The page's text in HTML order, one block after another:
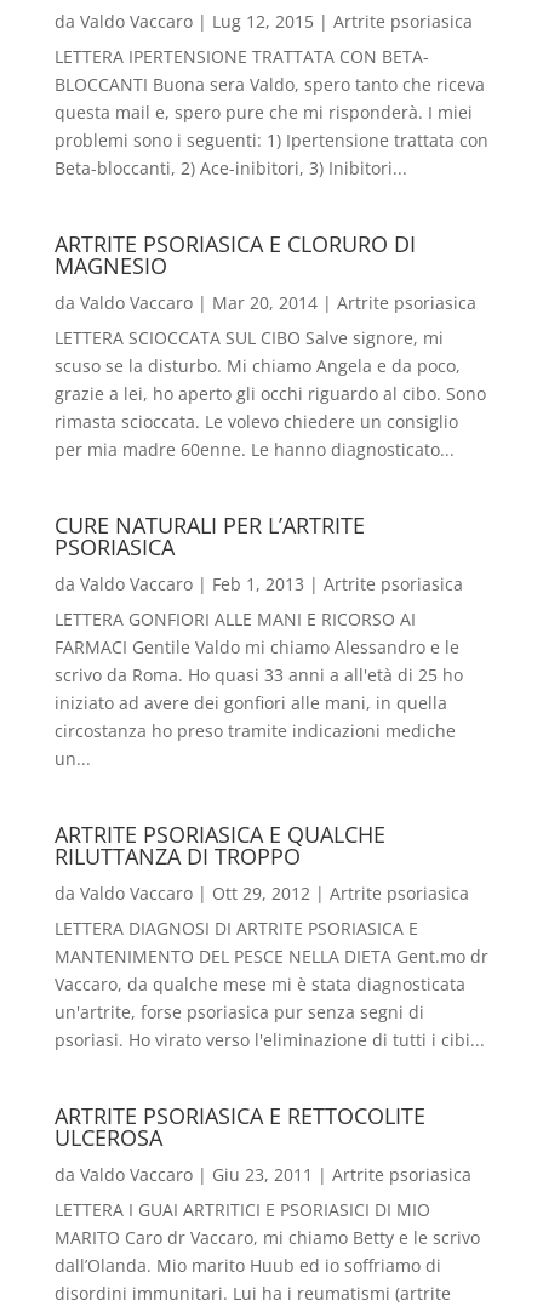
da Valdo Vaccaro| Lug 12, 2015| Artrite psoriasica
LETTERA IPERTENSIONE TRATTATA CON BETA-
BLOCCANTI Buona sera Valdo, spero tanto che riceva
questa mail e, spero pure che mi risponderà. I miei
problemi sono i seguenti: 1) Ipertensione trattata con
Beta-bloccanti, 2) Ace-inibitori, 3) Inibitori...
ARTRITE PSORIASICA E CLORURO DI
MAGNESIO
da Valdo Vaccaro| Mar 20, 2014| Artrite psoriasica
LETTERA SCIOCCATA SUL CIBO Salve signore, mi
scuso se la disturbo. Mi chiamo Angela e da poco,
grazie a lei, ho aperto gli occhi riguardo al cibo. Sono
rimasta scioccata. Le volevo chiedere un consiglio
per mia madre 60enne. Le hanno diagnosticato...
CURE NATURALI PER L’ARTRITE
PSORIASICA
da Valdo Vaccaro| Feb 1, 2013 | Artrite psoriasica
LETTERA GONFIORI ALLE MANI E RICORSO AI
FARMACI Gentile Valdo mi chiamo Alessandro e le
scrivo da Roma. Ho quasi 33 anni a all'età di 25 ho
iniziato ad avere dei gonfiori alle mani, in quella
circostanza ho preso tramite indicazioni mediche
un...
ARTRITE PSORIASICA E QUALCHE
RILUTTANZA DI TROPPO
da Valdo Vaccaro| Ott 29, 2012| Artrite psoriasica
LETTERA DIAGNOSI DI ARTRITE PSORIASICA E
MANTENIMENTO DEL PESCE NELLA DIETA Gent.mo dr
Vaccaro, da qualche mese mi è stata diagnosticata
un'artrite, forse psoriasica pur senza segni di
psoriasi. Ho virato verso l'eliminazione di tutti i cibi...
ARTRITE PSORIASICA E RETTOCOLITE
ULCEROSA
da Valdo Vaccaro| Giu 23, 2011 | Artrite psoriasica
LETTERA I GUAI ARTRITICI E PSORIASICI DI MIO
MARITO Caro dr Vaccaro, mi chiamo Betty e le scrivo
dall’Olanda. Mio marito Huub ed io soffriamo di
disordini immunitari. Lui ha i reumatismi (artrite